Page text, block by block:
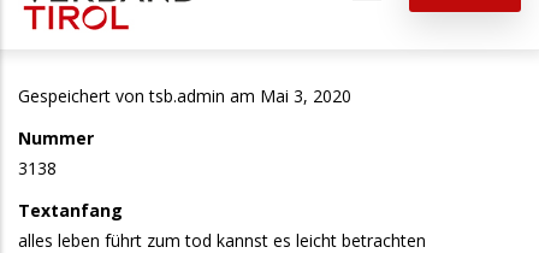
Gespeichert vontsb.admin am Mai 3, 2020
Nummer
3138
Textanfang
alles leben führt zum tod kannst es leicht betrachten